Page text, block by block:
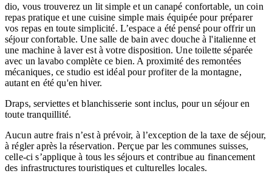
dio, vous trouverez un lit simple et un canapé confortable, un coin
repas pratique et une cuisine simple mais équipée pour préparer
vos repas en toute simplicité. L’espace a été pensé pour offrir un
séjour confortable. Une salle de bain avec douche à l'italienne et
une machine à laver est à votre disposition. Une toilette séparée
avec un lavabo complète ce bien. A proximité des remontées
mécaniques, ce studio est idéal pour profiter de la montagne,
autant en été qu'en hiver.
Draps, serviettes et blanchisserie sont inclus, pour un séjour en
toute tranquillité.
Aucun autre frais n’est à prévoir, à l’exception de la taxe de séjour,
à régler après la réservation. Perçue par les communes suisses,
celle-ci s’applique à tous les séjours et contribue au financement
des infrastructures touristiques et culturelles locales.